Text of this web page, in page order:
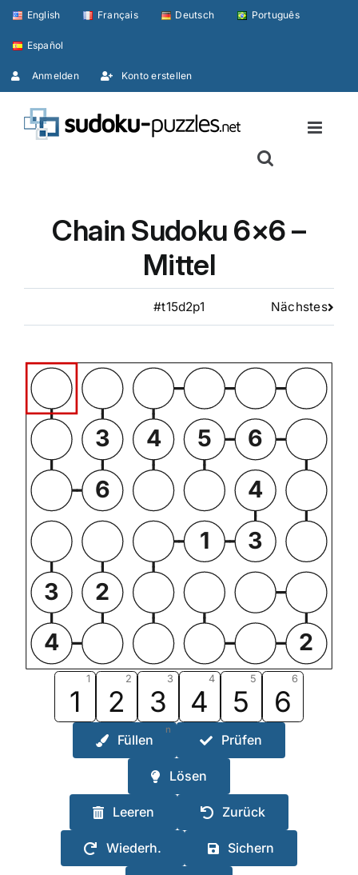
Skip
content
English Français Deutsch Português
Español
Anmelden Konto erstellen
Chain Sudoku 6×6 –
Mittel
#t15d2p1 Nächstes
3 4 5
6
6
4
1 3
3 2
4 2
1
1
2
2
3
3
4
4
5
5
6
6
n
Füllen Prüfen
Lösen
Leeren Zurück
Wiederh. Sichern